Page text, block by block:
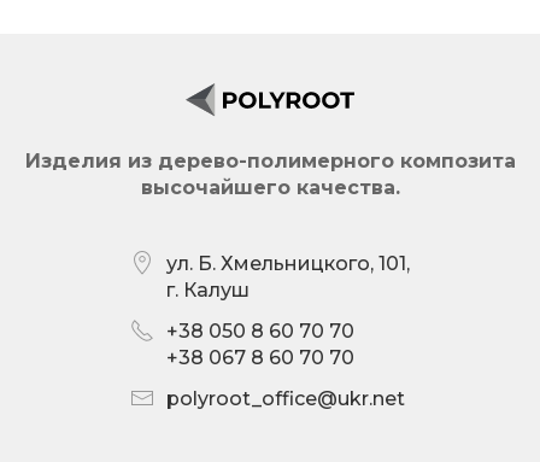
Изделия из дерево-полимерного композита
высочайшего качества.
ул. Б. Хмельницкого, 101 ,
г. Калуш
+38 050 8 60 70 70
+38 067 8 60 70 70
polyroot_office@ukr.net